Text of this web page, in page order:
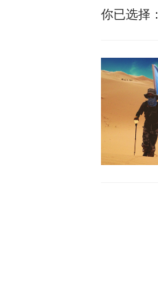
你已选择：